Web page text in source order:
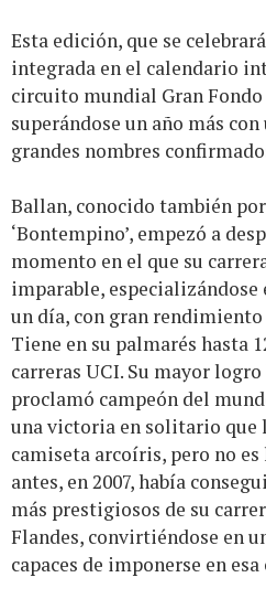
Esta edición, que se
integrada en el calendario
circuito mundial Gran
superándose un año más
grandes nombres
Ballan, conocido también
‘Bontempino’, empezó a
momento en el que su
imparable, especializándose
un día, con gran rendimiento
Tiene en su palmarés hasta
carreras UCI. Su mayor
proclamó campeón del
una victoria en solitario
camiseta arcoíris, pero no es
antes, en 2007, había
más prestigiosos de su
Flandes, convirtiéndose en
capaces de imponerse en